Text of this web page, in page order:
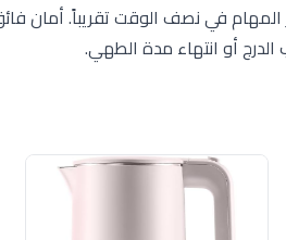
المهام في نصف الوقت تقريباً. أمان
أو انتهاء مدة الطهي.